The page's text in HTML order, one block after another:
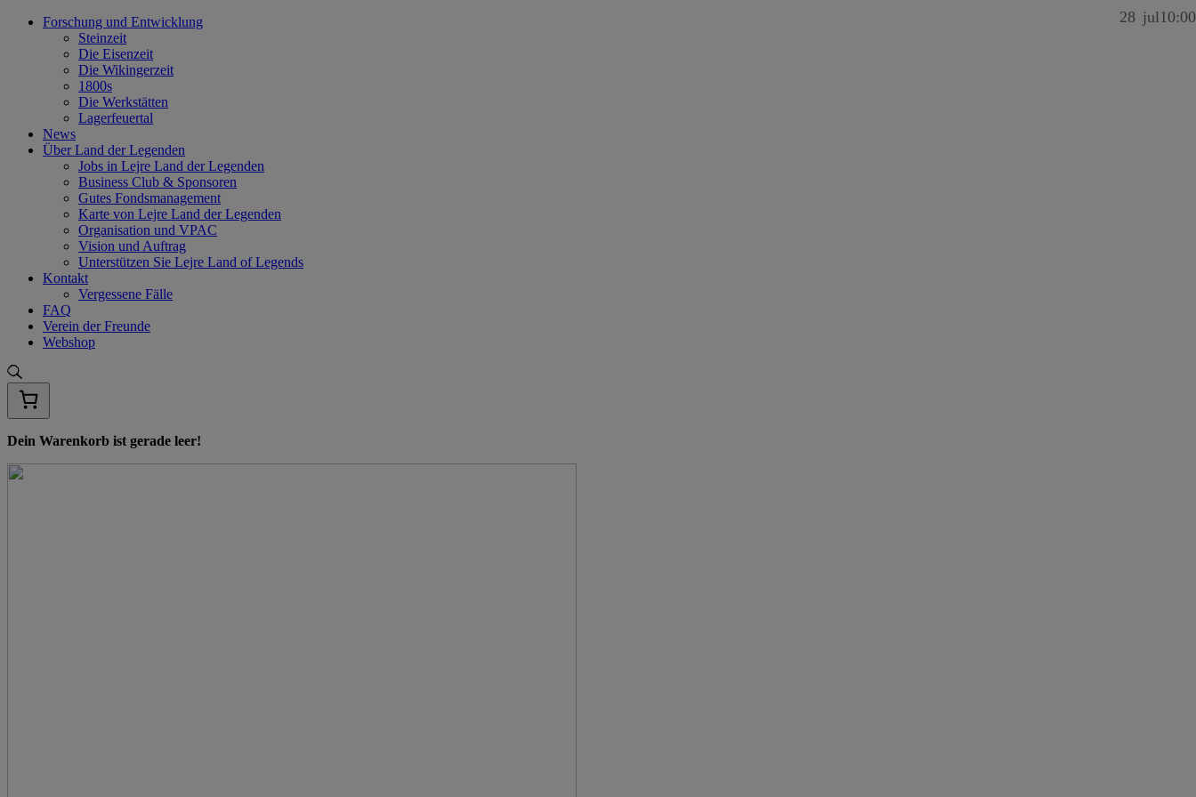
Skip
Forschung und Entwicklung
Steinzeit
Die Eisenzeit
Die Wikingerzeit
1800s
Die Werkstätten
Lagerfeuertal
News
Über Land der Legenden
Jobs in Lejre Land der Legenden
Business Club & Sponsoren
Gutes Fondsmanagement
Karte von Lejre Land der Legenden
Organisation und VPAC
Vision und Auftrag
Unterstützen Sie Lejre Land of Legends
Kontakt
Vergessene Fälle
FAQ
Verein der Freunde
Webshop
Dein Warenkorb ist gerade leer!
28 jul10:00